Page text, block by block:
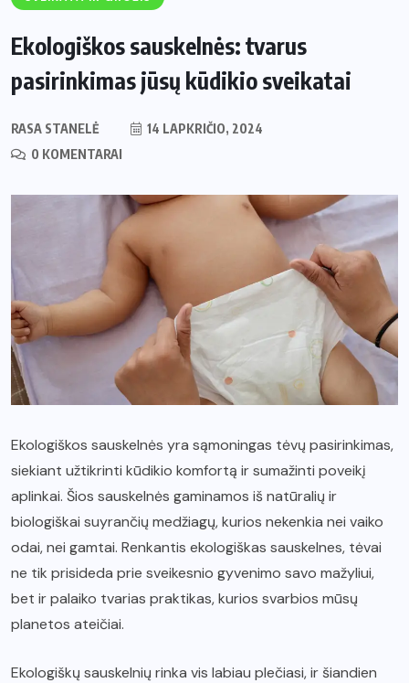
Ekologiškos sauskelnės: tvarus
pasirinkimas jūsų kūdikio sveikatai
RASA STANELĖ
14 LAPKRIČIO, 2024
0 KOMENTARAI
Ekologiškos sauskelnės yra sąmoningas tėvų pasirinkimas,
siekiant užtikrinti kūdikio komfortą ir sumažinti poveikį
aplinkai. Šios sauskelnės gaminamos iš natūralių ir
biologiškai suyrančių medžiagų, kurios nekenkia nei vaiko
odai, nei gamtai. Renkantis ekologiškas sauskelnes, tėvai
ne tik prisideda prie sveikesnio gyvenimo savo mažyliui,
bet ir palaiko tvarias praktikas, kurios svarbios mūsų
planetos ateičiai.
Ekologiškų sauskelnių rinka vis labiau plečiasi, ir šiandien